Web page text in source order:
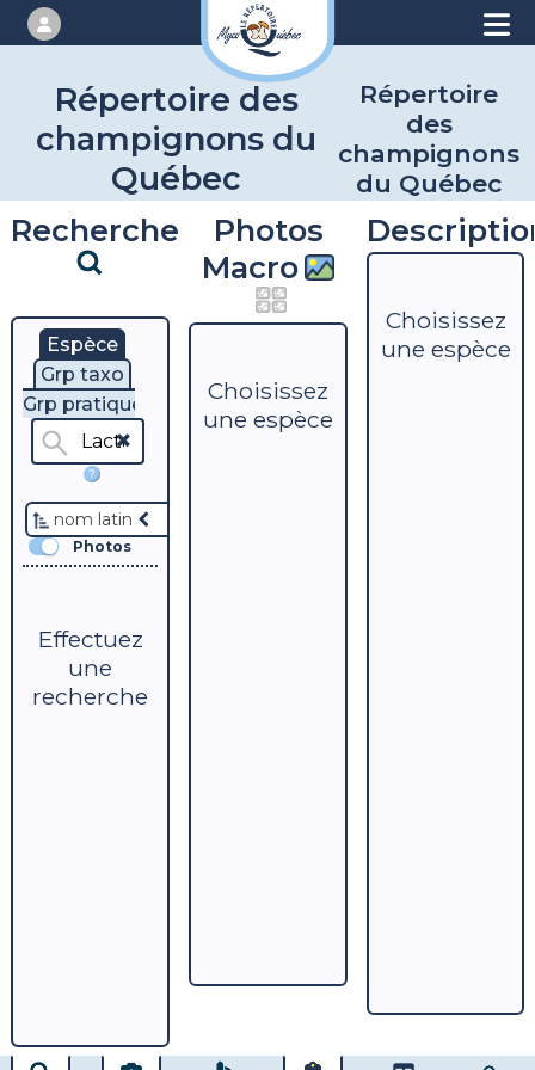
Répertoire des
champignons du
Québec
Répertoire
des
champignons
du Québec
Recherche
Espèce
Grp taxo
Grp pratique
?
nom latin
Photos
Effectuez
une
recherche
Photos
Macro
Choisissez
une espèce
Choisissez
une espèce